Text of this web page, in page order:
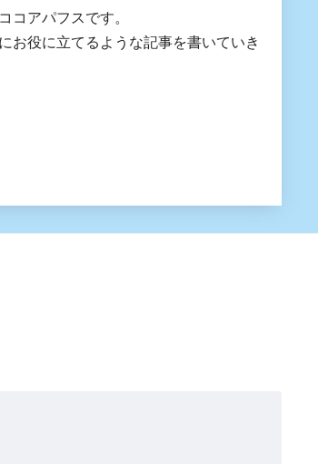
コアパフスです。
るような記事を書いていき